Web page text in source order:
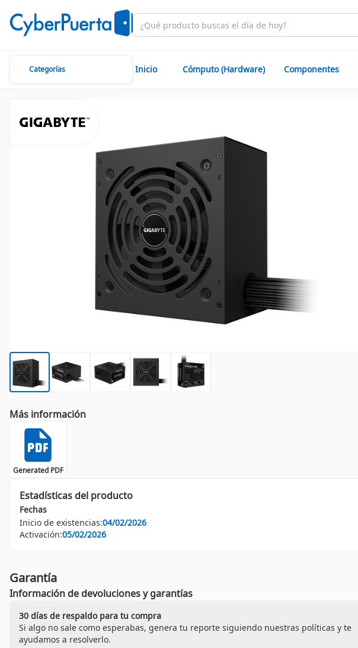
Categorías Inicio Cómputo (Hardware) Componentes
Más información
Generated PDF
Estadísticas del producto
Fechas
Inicio de existencias:04/02/2026
Activación:05/02/2026
Garantía
Información de devoluciones y garantías
30 días de respaldo para tu compra
Si algo no sale como esperabas, genera tu reporte siguiendo nuestras políticas y te
ayudamos a resolverlo.